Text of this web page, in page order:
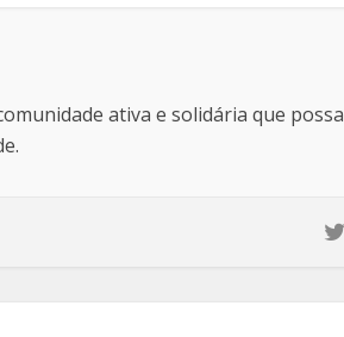
ativa e solidária que possa